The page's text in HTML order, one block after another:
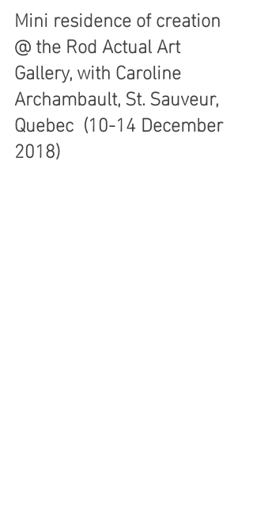
Mini residence of creation
@ the Rod Actual Art
Gallery, with Caroline
Archambault, St. Sauveur,
Quebec  (10-14 December
2018)